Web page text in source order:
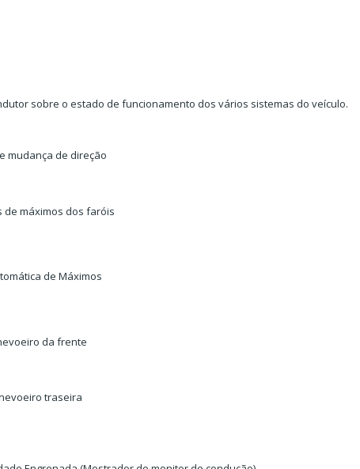
sobre o estado de funcionamento dos vários sistemas do veículo.
mudança de direção
de máximos dos faróis
de Máximos
da frente
traseira